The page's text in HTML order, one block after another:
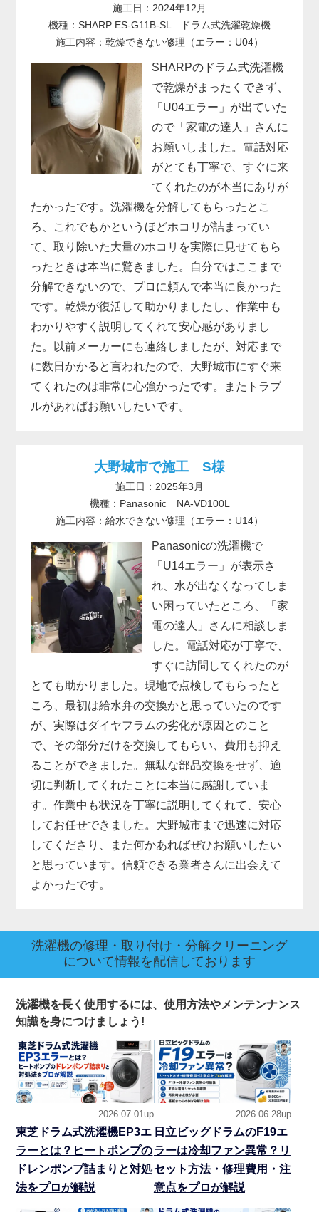
施工日：2024年12月
機種：SHARP ES-G11B-SL ドラム式洗濯乾燥機
施工内容：乾燥できない修理（エラー：U04）
SHARPのドラム式洗濯機
で乾燥がまったくできず、
「U04エラー」が出ていた
ので「家電の達人」さんに
お願いしました。電話対応
がとても丁寧で、すぐに来
てくれたのが本当にありが
たかったです。洗濯機を分解してもらったとこ
ろ、これでもかというほどホコリが詰まってい
て、取り除いた大量のホコリを実際に見せてもら
ったときは本当に驚きました。自分ではここまで
分解できないので、プロに頼んで本当に良かった
です。乾燥が復活して助かりましたし、作業中も
わかりやすく説明してくれて安心感がありまし
た。以前メーカーにも連絡しましたが、対応まで
に数日かかると言われたので、大野城市にすぐ来
てくれたのは非常に心強かったです。またトラブ
ルがあればお願いしたいです。
大野城市で施工 S様
施工日：2025年3月
機種：Panasonic NA-VD100L
施工内容：給水できない修理（エラー：U14）
Panasonicの洗濯機で
「U14エラー」が表示さ
れ、水が出なくなってしま
い困っていたところ、「家
電の達人」さんに相談しま
した。電話対応が丁寧で、
すぐに訪問してくれたのが
とても助かりました。現地で点検してもらったと
ころ、最初は給水弁の交換かと思っていたのです
が、実際はダイヤフラムの劣化が原因とのこと
で、その部分だけを交換してもらい、費用も抑え
ることができました。無駄な部品交換をせず、適
切に判断してくれたことに本当に感謝していま
す。作業中も状況を丁寧に説明してくれて、安心
してお任せできました。大野城市まで迅速に対応
してくださり、また何かあればぜひお願いしたい
と思っています。信頼できる業者さんに出会えて
よかったです。
洗濯機の修理・取り付け・分解クリーニング
について情報を配信しております
洗濯機を長く使用するには、使用方法やメンテンナンス
知識を身につけましょう!
2026.07.01up
東芝ドラム式洗濯機EP3エ
ラーとは？ヒートポンプの
ドレンポンプ詰まりと対処
法をプロが解説
2026.06.28up
日立ビッグドラムのF19エ
ラーは冷却ファン異常？リ
セット方法・修理費用・注
意点をプロが解説